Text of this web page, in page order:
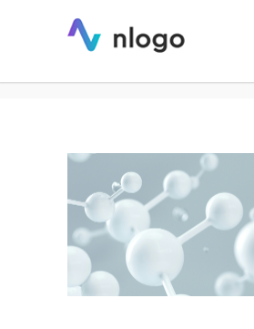
Projekt logo dla firmy